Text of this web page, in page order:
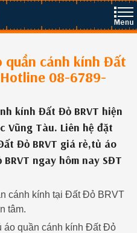
quần cánh kính Đất
08-6789-
kính Đất Đỏ BRVT hiện
Vũng Tàu. Liên hệ đặt
Đỏ BRVT giá rẻ,tủ áo
ngay hôm nay SĐT
cánh kính tại Đất Đỏ BRVT
tâm.
quần cánh kính Đất Đỏ